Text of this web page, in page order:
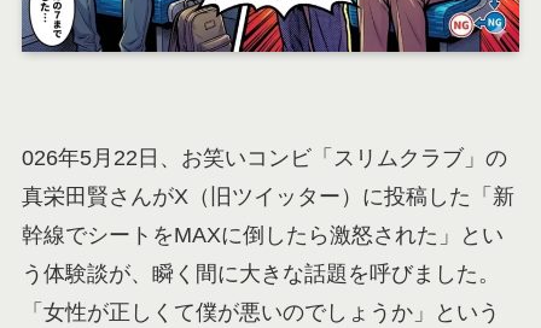
026年5月22日、お笑いコンビ「スリムクラブ」の
真栄田賢さんがX（旧ツイッター）に投稿した「新
幹線でシートをMAXに倒したら激怒された」とい
う体験談が、瞬く間に大きな話題を呼びました。
「女性が正しくて僕が悪いのでしょうか」という